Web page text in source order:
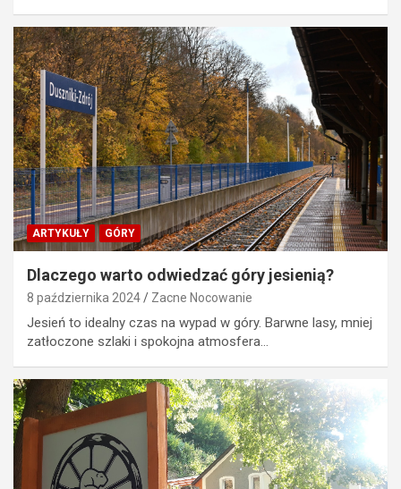
ARTYKUŁY GÓRY
Dlaczego warto odwiedzać góry jesienią?
8 października 2024 Zacne Nocowanie
Jesień to idealny czas na wypad w góry. Barwne lasy, mniej
zatłoczone szlaki i spokojna atmosfera…